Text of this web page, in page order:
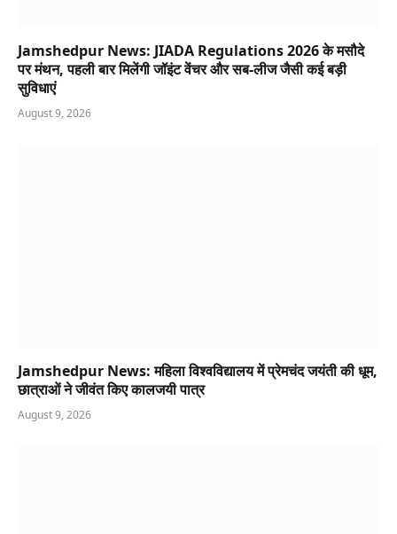
Jamshedpur News: JIADA Regulations 2026 के मसौदे
पर मंथन, पहली बार मिलेंगी जॉइंट वेंचर और सब-लीज जैसी कई बड़ी
सुविधाएं
August 9, 2026
Jamshedpur News: महिला विश्वविद्यालय में प्रेमचंद जयंती की धूम,
छात्राओं ने जीवंत किए कालजयी पात्र
August 9, 2026